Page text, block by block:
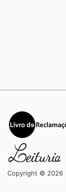
Copyright © 2026